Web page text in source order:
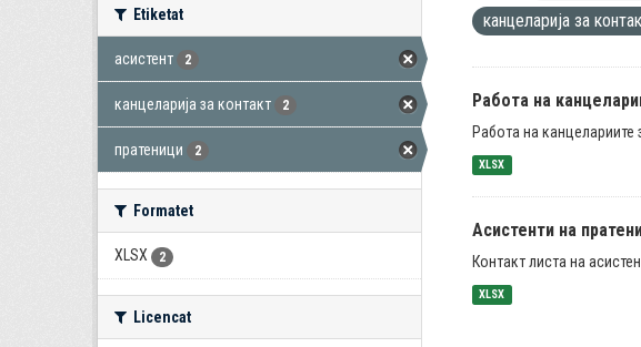
Etiketat
асистент 2
канцеларија за контакт 2
пратеници 2
Formatet
XLSX 2
Licencat
канцеларија за
Работа на
Работа на канцелариите
XLSX
Асистенти на
Контакт листа на
XLSX